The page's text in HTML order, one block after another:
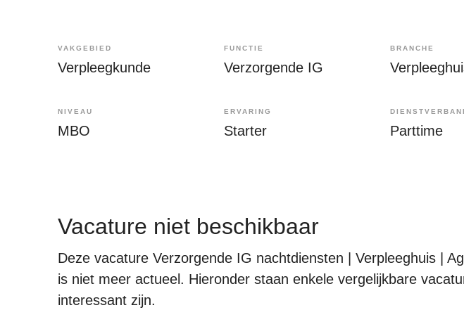
VAKGEBIED
Verpleegkunde
FUNCTIE
Verzorgende IG
BRANCHE
NIVEAU
MBO
ERVARING
Starter Parttime
Vacature niet beschikbaar
Deze vacature Verzorgende IG nachtdiensten | Verpleeghuis |
is niet meer actueel. Hieronder staan enkele vergelijkbare
interessant zijn.